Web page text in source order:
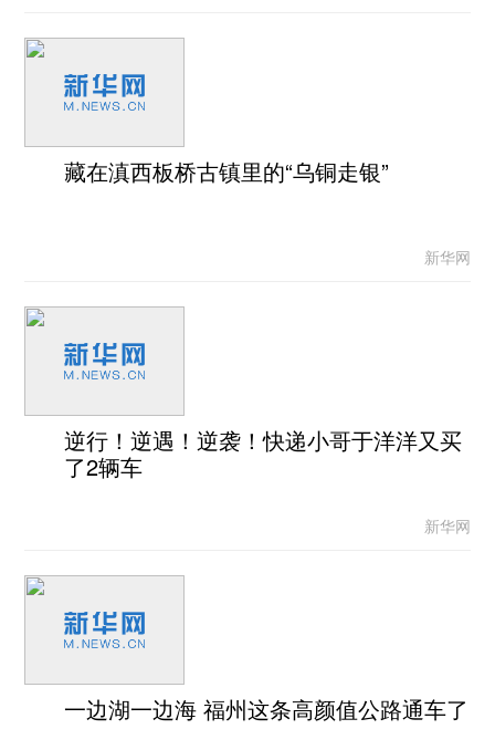
藏在滇西板桥古镇里的“乌铜走银”
新华网
逆行！逆遇！逆袭！快递小哥于洋洋又买
了2辆车
新华网
一边湖一边海 福州这条高颜值公路通车了